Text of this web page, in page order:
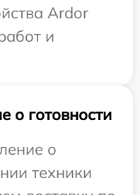
Ardor
и
о готовности
о
техники